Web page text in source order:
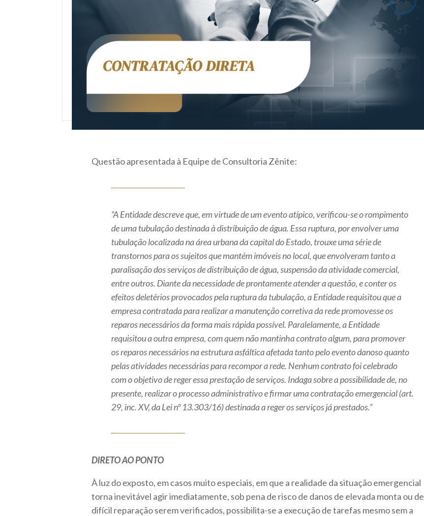
Questão apresentada à Equipe de Consultoria Zênite:
“A Entidade descreve que, em virtude de um evento atípico, verificou-se o rompimento
de uma tubulação destinada à distribuição de água. Essa ruptura, por envolver uma
tubulação localizada na área urbana da capital do Estado, trouxe uma série de
transtornos para os sujeitos que mantém imóveis no local, que envolveram tanto a
paralisação dos serviços de distribuição de água, suspensão da atividade comercial,
entre outros. Diante da necessidade de prontamente atender a questão, e conter os
efeitos deletérios provocados pela ruptura da tubulação, a Entidade requisitou que a
empresa contratada para realizar a manutenção corretiva da rede promovesse os
reparos necessários da forma mais rápida possível. Paralelamente, a Entidade
requisitou a outra empresa, com quem não mantinha contrato algum, para promover
os reparos necessários na estrutura asfáltica afetada tanto pelo evento danoso quanto
pelas atividades necessárias para recompor a rede. Nenhum contrato foi celebrado
com o objetivo de reger essa prestação de serviços. Indaga sobre a possibilidade de, no
presente, realizar o processo administrativo e firmar uma contratação emergencial (art.
29, inc. XV, da Lei nº 13.303/16) destinada a reger os serviços já prestados.”
DIRETO AO PONTO
À luz do exposto, em casos muito especiais, em que a realidade da situação emergencial
torna inevitável agir imediatamente, sob pena de risco de danos de elevada monta ou de
difícil reparação serem verificados, possibilita-se a execução de tarefas mesmo sem a